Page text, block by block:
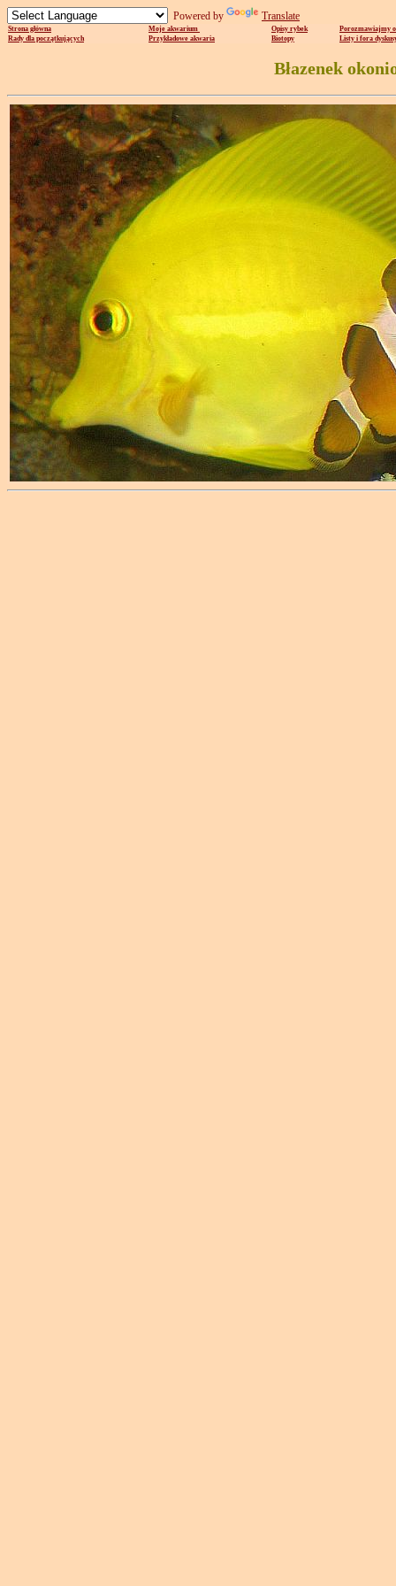
Powered by Translate
Strona główna Moje akwarium Opisy rybek
Porozmawiajmy
Rady dla początkujących
Przykładowe akwaria Biotopy Listy i fora
Błazenek